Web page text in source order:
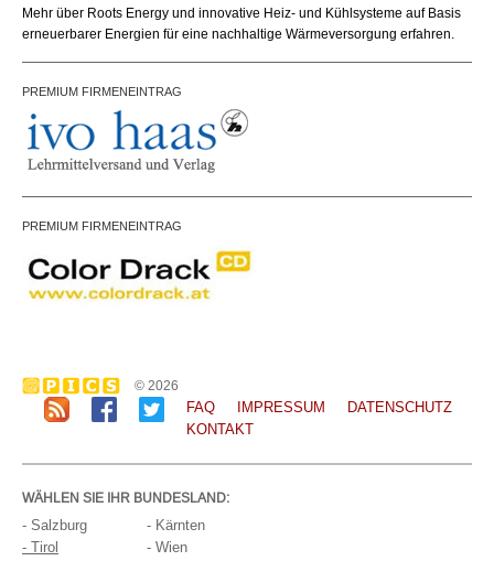
Mehr über Roots Energy und innovative Heiz- und Kühlsysteme auf Basis
erneuerbarer Energien für eine nachhaltige Wärmeversorgung erfahren.
PREMIUM FIRMENEINTRAG
PREMIUM FIRMENEINTRAG
© 2026
FAQ IMPRESSUM
DATENSCHUTZ
KONTAKT
WÄHLEN SIE IHR BUNDESLAND:
- Salzburg
- Tirol
- Kärnten
- Wien